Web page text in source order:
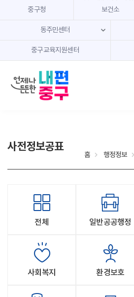
본문 내용 바로가기
주메뉴 바로가기
중구청 보건소
동주민센터
중구교육지원센터
사전정보공표
홈 행정정보
전체 일반공공행정
사회복지 환경보호